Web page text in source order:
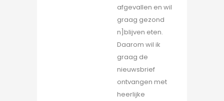
afgevallen en wil
graag gezond
n]blijven eten.
Daarom wil ik
graag de
nieuwsbrief
ontvangen met
heerlijke